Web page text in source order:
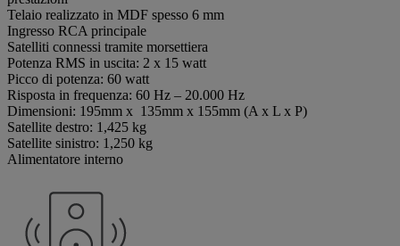
Telaio realizzato in MDF spesso 6 mm
Ingresso RCA principale
Satelliti connessi tramite morsettiera
Potenza RMS in uscita: 2 x 15 watt
Picco di potenza: 60 watt
Risposta in frequenza: 60 Hz – 20.000 Hz
Dimensioni: 195mm x 135mm x 155mm (A x L x P)
Satellite destro: 1,425 kg
Satellite sinistro: 1,250 kg
Alimentatore interno